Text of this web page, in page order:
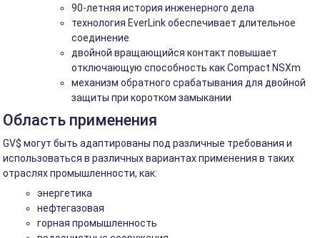
90-летняя история инженерного дела
технология EverLink обеспечивает длительное
соединение
двойной вращающийся контакт повышает
отключающую способность как Compact NSXm
механизм обратного срабатывания для двойной
защиты при коротком замыкании
Область применения
GV$ могут быть адаптированы под различные требования и
использоваться в различных вариантах применения в таких
отраслях промышленности, как:
энергетика
нефтегазовая
горная промышленность